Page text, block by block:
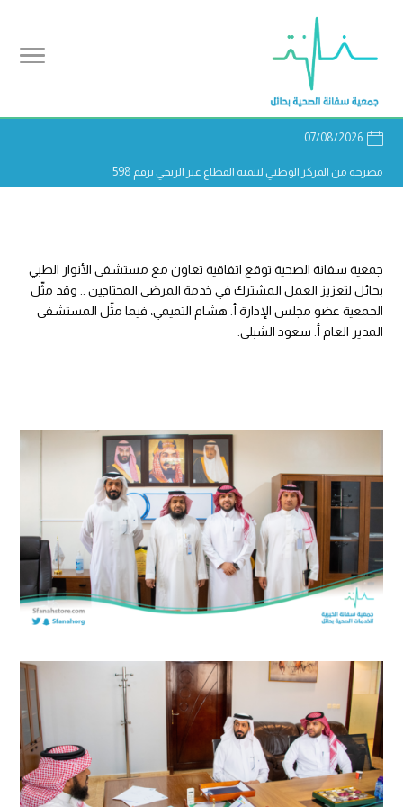
07/08/2026
مصرحة من المركز الوطني لتنمية القطاع غير الربحي برقم 598
جمعية سفانة الصحية توقع اتفاقية تعاون مع مستشفى الأنوار الطبي
بحائل لتعزيز العمل المشترك في خدمة المرضى المحتاجين .. وقد مثّل
الجمعية عضو مجلس الإدارة أ. هشام التميمي، فيما مثّل المستشفى
المدير العام أ. سعود الشبلي.